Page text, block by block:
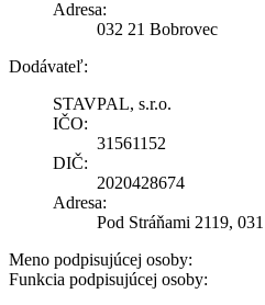
Adresa:
032 21 Bobrovec
Dodávateľ:
STAVPAL, s.r.o.
IČO:
31561152
DIČ:
2020428674
Adresa:
Pod Stráňami 2119,
Meno podpisujúcej osoby:
Funkcia podpisujúcej osoby: